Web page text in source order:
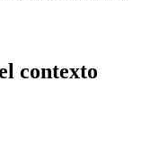
contexto